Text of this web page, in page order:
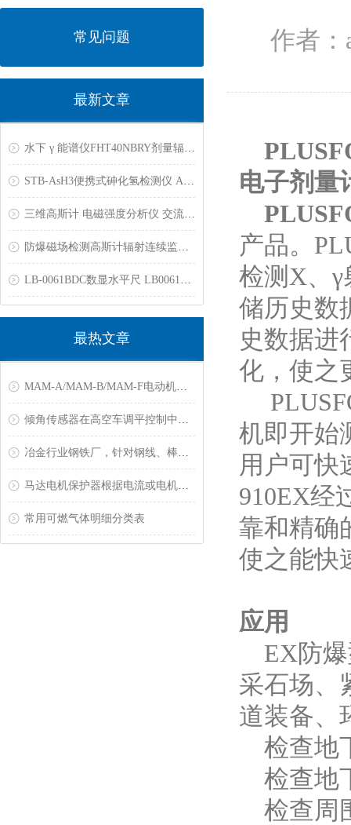
常见问题
最新文章
水下 γ 能谱仪FHT40NBRY剂量辐射污染检测仪BETA伽玛射线中子探测仪能谱成像仪锗谱仪
STB-AsH3便携式砷化氢检测仪 AsH3气体检漏仪
三维高斯计 电磁强度分析仪 交流磁场测量仪 特斯拉计 磁通计
防爆磁场检测高斯计辐射连续监测仪固定区域辐射连续监测仪防爆电磁辐射报警仪核素识别仪xγ剂量率仪表面污染检测仪中子剂量率仪
LB-0061BDC数显水平尺 LB0061BDC电子水平仪 JYCN060多功能电子水平尺
最热文章
MAM-A/MAM-B/MAM-F电动机保护器常见故障
倾角传感器在高空车调平控制中的应用
冶金行业钢铁厂，针对钢线、棒材测温解决方案
马达电机保护器根据电流或电机功率大小来选购?
常用可燃气体明细分类表
作者：
电子剂量
产品。
检测X、γ
储历史数
史数据进
化，使之
机即开始
用户可快
910EX经
靠和精确
使之能快
应用
EX防
采石场、
道装备、
检查地
检查地
检查周